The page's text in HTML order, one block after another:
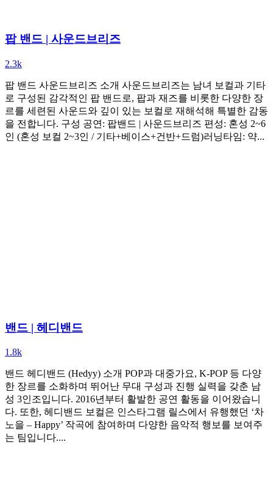
팝 밴드 | 사운드브리즈
2.3k
팝 밴드 사운드브리즈 소개 사운드브리즈는 남녀 보컬과 기타
로 구성된 감각적인 팝 밴드로, 팝과 재즈를 비롯한 다양한 장
르를 세련된 사운드와 깊이 있는 보컬로 재해석해 특별한 감동
을 전합니다. 구성 공연: 팝밴드 | 사운드브리즈 편성: 혼성 2~6
인 (혼성 보컬 2~3인 / 기타+베이스+건반+드럼)러닝타임: 약...
밴드 | 헤디밴드
1.8k
밴드 헤디밴드 (Hedyy) 소개 POP과 대중가요, K-POP 등 다양
한 장르를 소화하며 뛰어난 무대 구성과 진행 실력을 갖춘 남
성 3인조입니다. 2016년부터 활발한 공연 활동을 이어왔습니
다. 또한, 헤디밴드 보컬은 인스타그램 릴스에서 유행했던 ‘차
노을 – Happy’ 작곡에 참여하며 다양한 음악적 행보를 보여주
는 팀입니다....